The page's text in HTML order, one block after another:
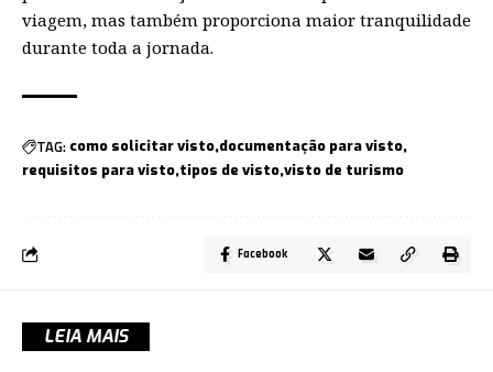
viagem, mas também proporciona maior tranquilidade
durante toda a jornada.
TAG: como solicitar visto documentação para visto
requisitos para visto tipos de visto visto de turismo
Facebook
LEIA MAIS